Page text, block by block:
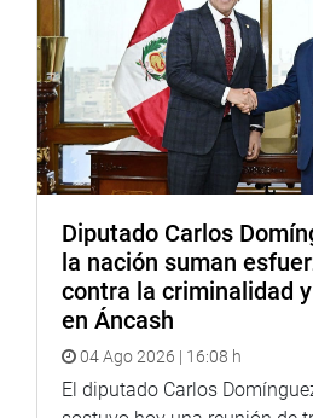
“Este ha sido un triunfo del
marchas realizadas lideradas
servido para exigir a los
para lograrlo. Nuestra vigilancia
insistencia logró la aprobación
promulgación por parte del
el reglamento que hace viable el
Diputado Carlos
la nación suman
contra la criminalidad
en Áncash
04 Ago 2026 | 16:08 h
El diputado Carlos